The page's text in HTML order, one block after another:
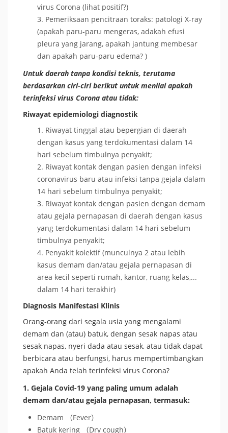
virus Corona (lihat positif?)
Pemeriksaan pencitraan toraks: patologi X-ray
(apakah paru-paru mengeras, adakah efusi
pleura yang jarang, apakah jantung membesar
dan apakah paru-paru edema? )
Untuk daerah tanpa kondisi teknis, terutama
berdasarkan ciri-ciri berikut untuk menilai apakah
terinfeksi virus Corona atau tidak:
Riwayat epidemiologi diagnostik
Riwayat tinggal atau bepergian di daerah
dengan kasus yang terdokumentasi dalam 14
hari sebelum timbulnya penyakit;
Riwayat kontak dengan pasien dengan infeksi
coronavirus baru atau infeksi tanpa gejala dalam
14 hari sebelum timbulnya penyakit;
Riwayat kontak dengan pasien dengan demam
atau gejala pernapasan di daerah dengan kasus
yang terdokumentasi dalam 14 hari sebelum
timbulnya penyakit;
Penyakit kolektif (munculnya 2 atau lebih
kasus demam dan/atau gejala pernapasan di
area kecil seperti rumah, kantor, ruang kelas,...
dalam 14 hari terakhir)
Diagnosis Manifestasi Klinis
Orang-orang dari segala usia yang mengalami
demam dan (atau) batuk, dengan sesak napas atau
sesak napas, nyeri dada atau sesak, atau tidak dapat
berbicara atau berfungsi, harus mempertimbangkan
apakah Anda telah terinfeksi virus Corona?
1. Gejala Covid-19 yang paling umum adalah
demam dan/atau gejala pernapasan, termasuk:
Demam （Fever）
Batuk kering （Dry cough）